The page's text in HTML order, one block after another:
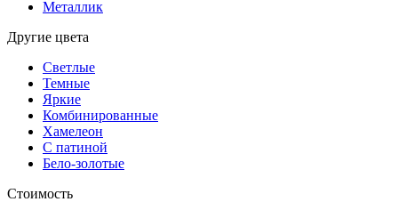
Металлик
Другие цвета
Светлые
Темные
Яркие
Комбинированные
Хамелеон
С патиной
Бело-золотые
Стоимость